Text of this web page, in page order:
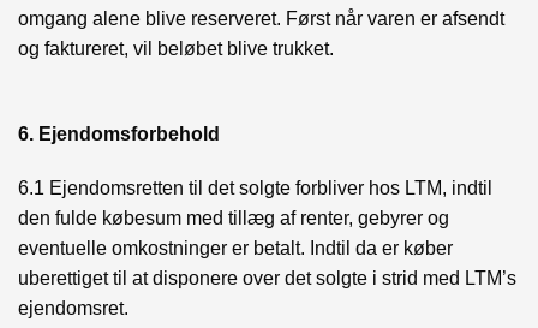
omgang alene blive reserveret. Først når varen er afsendt
og faktureret, vil beløbet blive trukket.
6. Ejendomsforbehold
6.1 Ejendomsretten til det solgte forbliver hos LTM, indtil
den fulde købesum med tillæg af renter, gebyrer og
eventuelle omkostninger er betalt. Indtil da er køber
uberettiget til at disponere over det solgte i strid med LTM’s
ejendomsret.